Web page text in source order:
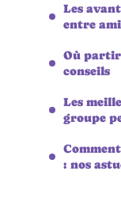
Les
entre
Où partir
conseils
Les
groupe
: nos